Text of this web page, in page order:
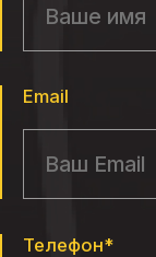
Email
Телефон*